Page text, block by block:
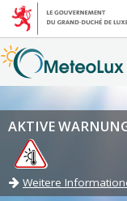
AKTIVE
Weitere